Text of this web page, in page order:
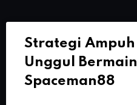
Strategi
Unggul
Spaceman88